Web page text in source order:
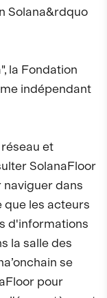
Solana&rdquo
la Fondation
indépendant
et
SolanaFloor
dans
que les acteurs
d'informations
la salle des
se
pour